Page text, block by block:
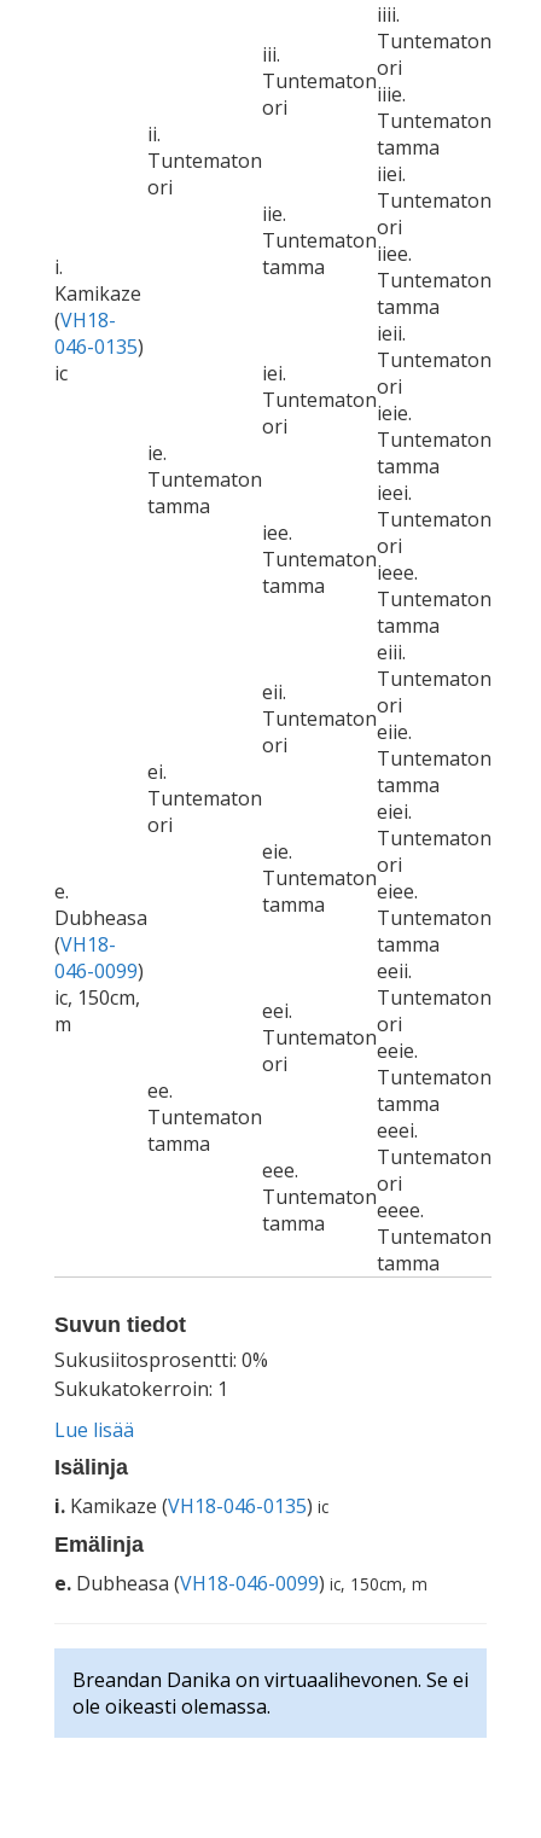
i.
Kamikaze
(VH18-
046-0135)
ic
ii.
Tuntematon
ori
iii.
Tuntematon
ori
iiii.
Tuntematon
ori
iiie.
Tuntematon
tamma
iie.
Tuntematon
tamma
iiei.
Tuntematon
ori
iiee.
Tuntematon
tamma
ie.
Tuntematon
tamma
iei.
Tuntematon
ori
ieii.
Tuntematon
ori
ieie.
Tuntematon
tamma
iee.
Tuntematon
tamma
ieei.
Tuntematon
ori
ieee.
Tuntematon
tamma
e.
Dubheasa
(VH18-
046-0099)
ic, 150cm,
m
ei.
Tuntematon
ori
eii.
Tuntematon
ori
eiii.
Tuntematon
ori
eiie.
Tuntematon
tamma
eie.
Tuntematon
tamma
eiei.
Tuntematon
ori
eiee.
Tuntematon
tamma
ee.
Tuntematon
tamma
eei.
Tuntematon
ori
eeii.
Tuntematon
ori
eeie.
Tuntematon
tamma
eee.
Tuntematon
tamma
eeei.
Tuntematon
ori
eeee.
Tuntematon
tamma
Suvun tiedot
Sukusiitosprosentti: 0%
Sukukatokerroin: 1
Lue lisää
Isälinja
i. Kamikaze (VH18-046-0135) ic
Emälinja
e. Dubheasa (VH18-046-0099) ic, 150cm, m
Breandan Danika on virtuaalihevonen. Se ei
ole oikeasti olemassa.